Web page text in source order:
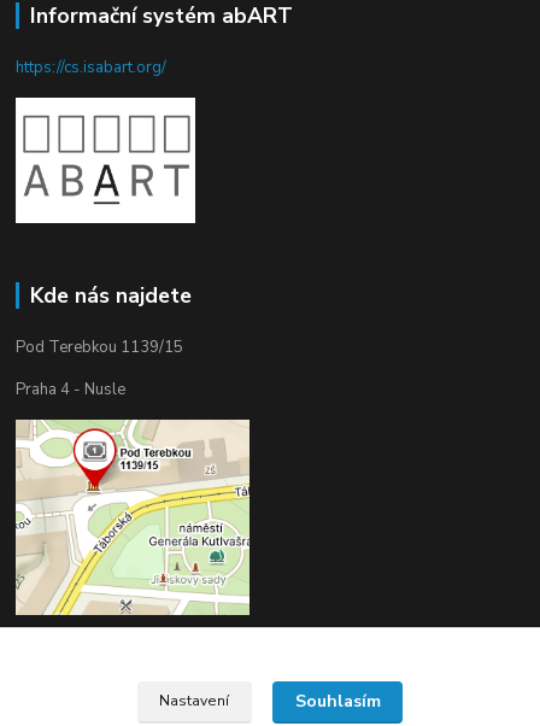
Informační systém abART
https://cs.isabart.org/
Kde nás najdete
Pod Terebkou 1139/15
Praha 4 - Nusle
Nastavení Souhlasím